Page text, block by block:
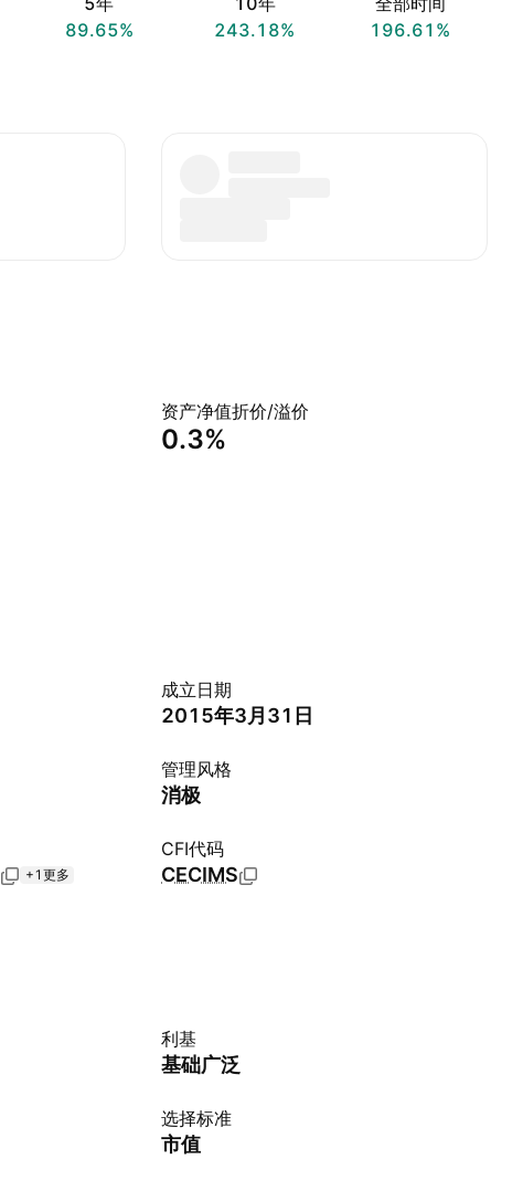
89.65%
243.18%
196.61%
资产净值折价/溢价
0.3%
成立日期
2015年3月31日
管理风格
消极
+1更多
CFI代码
CECIMS
利基
基础广泛
选择标准
市值